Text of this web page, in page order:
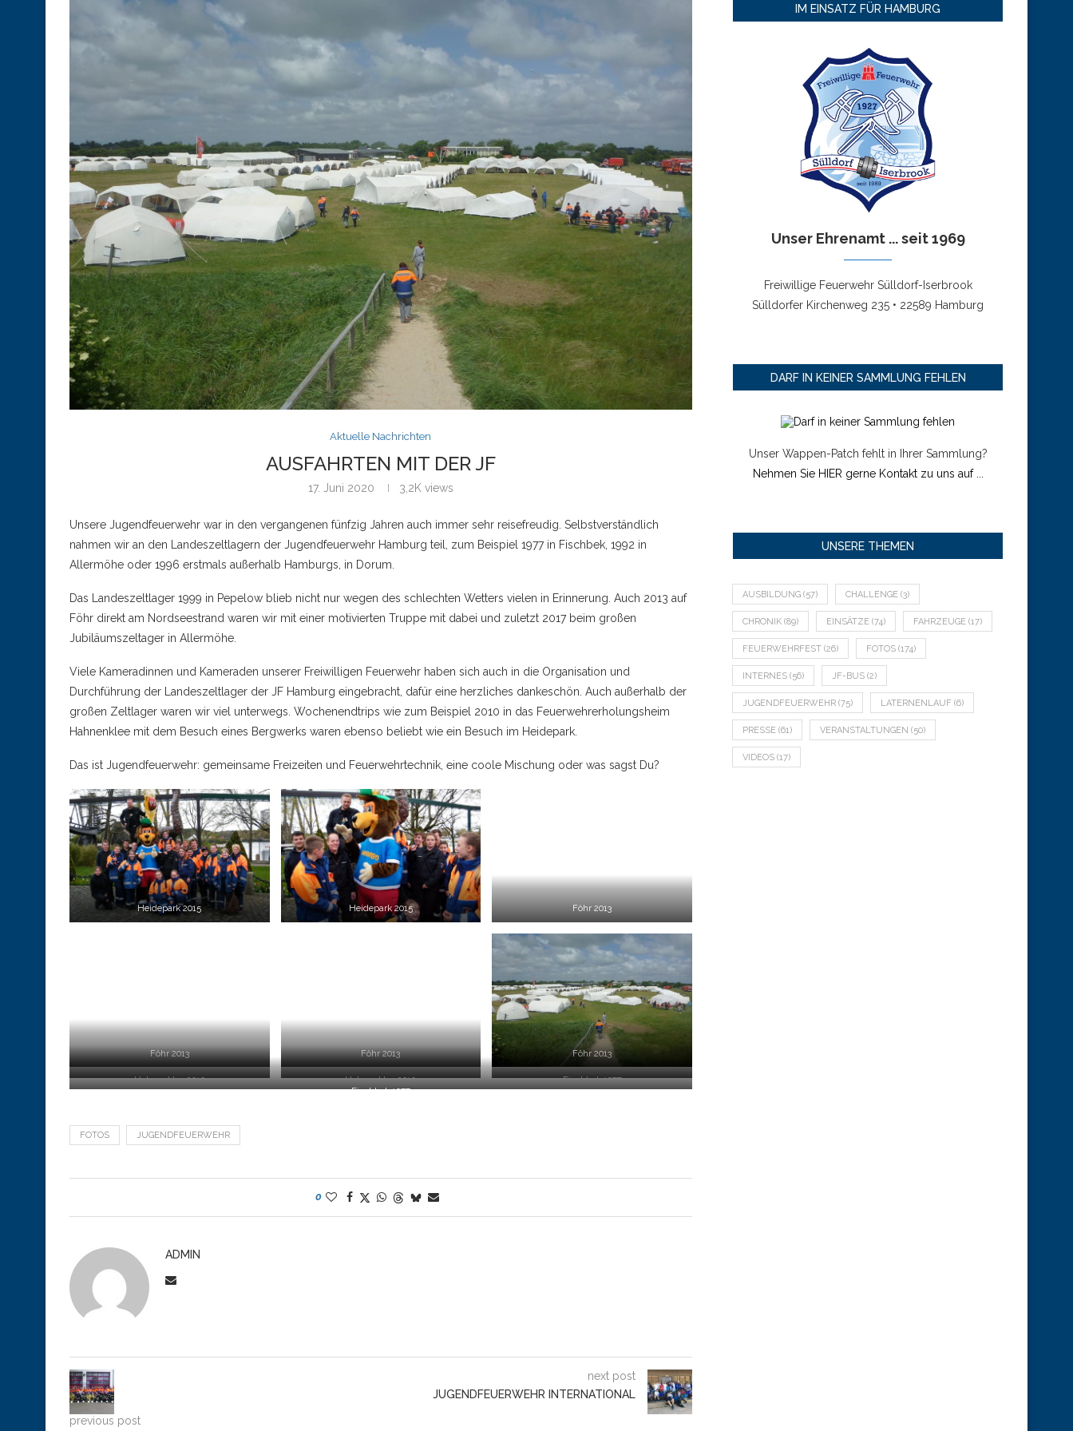
Aktuelle Nachrichten
AUSFAHRTEN MIT DER JF
17. Juni 2020 3,2K views
Unsere Jugendfeuerwehr war in den vergangenen fünfzig Jahren auch immer sehr reisefreudig. Selbstverständlich
nahmen wir an den Landeszeltlagern der Jugendfeuerwehr Hamburg teil, zum Beispiel 1977 in Fischbek, 1992 in
Allermöhe oder 1996 erstmals außerhalb Hamburgs, in Dorum.
Das Landeszeltlager 1999 in Pepelow blieb nicht nur wegen des schlechten Wetters vielen in Erinnerung. Auch 2013 auf
Föhr direkt am Nordseestrand waren wir mit einer motivierten Truppe mit dabei und zuletzt 2017 beim großen
Jubiläumszeltager in Allermöhe.
Viele Kameradinnen und Kameraden unserer Freiwilligen Feuerwehr haben sich auch in die Organisation und
Durchführung der Landeszeltlager der JF Hamburg eingebracht, dafür eine herzliches dankeschön. Auch außerhalb der
großen Zeltlager waren wir viel unterwegs. Wochenendtrips wie zum Beispiel 2010 in das Feuerwehrerholungsheim
Hahnenklee mit dem Besuch eines Bergwerks waren ebenso beliebt wie ein Besuch im Heidepark.
Das ist Jugendfeuerwehr: gemeinsame Freizeiten und Feuerwehrtechnik, eine coole Mischung oder was sagst Du?
Heidepark 2015 Heidepark 2015 Föhr 2013
Föhr 2013 Föhr 2013 Föhr 2013
Hahnenklee 2010 Hahnenklee 2010
Fischbek 1977
Fischbek 1977
FOTOS JUGENDFEUERWEHR
0
ADMIN
previous post
next post
JUGENDFEUERWEHR INTERNATIONAL
IM EINSATZ FÜR HAMBURG
Unser Ehrenamt ... seit 1969
Freiwillige Feuerwehr Sülldorf-Iserbrook
Sülldorfer Kirchenweg 235 • 22589 Hamburg
DARF IN KEINER SAMMLUNG FEHLEN
Unser Wappen-Patch fehlt in Ihrer Sammlung?
Nehmen Sie HIER gerne Kontakt zu uns auf ...
UNSERE THEMEN
AUSBILDUNG (57) CHALLENGE (3)
CHRONIK (89) EINSÄTZE (74) FAHRZEUGE (17)
FEUERWEHRFEST (26) FOTOS (174)
INTERNES (56) JF-BUS (2)
JUGENDFEUERWEHR (75) LATERNENLAUF (6)
PRESSE (61) VERANSTALTUNGEN (50)
VIDEOS (17)